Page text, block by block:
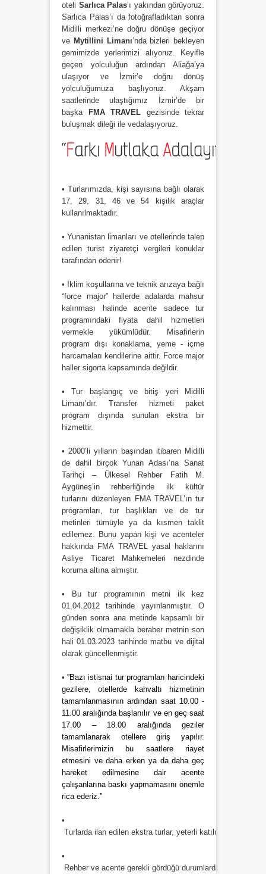
oteli Sarlıca Palas’ı yakından görüyoruz.
Sarlıca Palas’ı da fotoğrafladıktan sonra
Midilli merkezi’ne doğru dönüşe geçiyor
ve Mytillini Limanı’nda bizleri bekleyen
gemimizde yerlerimizi alıyoruz. Keyifle
geçen yolculuğun ardından Aliağa’ya
ulaşıyor ve İzmir’e doğru dönüş
yolculuğumuza başlıyoruz. Akşam
saatlerinde ulaştığımız İzmir’de bir
başka
FMA TRAVEL gezisinde tekrar
buluşmak dileği ile vedalaşıyoruz.
• Turlarımızda, kişi sayısına bağlı olarak
17, 29, 31, 46 ve 54 kişilik araçlar
kullanılmaktadır.
• Yunanistan limanları ve otellerinde talep
edilen turist ziyaretçi vergileri konuklar
tarafından ödenir!
• İklim koşullarına ve teknik arızaya bağlı
“force major” hallerde adalarda mahsur
kalınması halinde acente sadece tur
programındaki fiyata dahil hizmetleri
vermekle yükümlüdür. Misafirlerin
program dışı konaklama, yeme - içme
harcamaları kendilerine aittir. Force major
haller sigorta kapsamında değildir.
• Tur başlangıç ve bitiş yeri Midilli
Limanı’dır. Transfer hizmeti paket
program dışında sunulan ekstra bir
hizmettir.
• 2000’li yılların başından itibaren Midilli
de dahil birçok Yunan Adası’na Sanat
Tarihçi – Ülkesel Rehber Fatih M.
Aygüneş’in rehberliğinde ilk kültür
turlarını düzenleyen FMA TRAVEL’ın tur
programları, tur başlıkları ve de tur
metinleri tümüyle ya da kısmen taklit
edilemez. Bunu yapan kişi ve acenteler
hakkında FMA TRAVEL yasal haklarını
Asliye Ticaret Mahkemeleri nezdinde
koruma altına almıştır.
• Bu tur programının metni ilk kez
01.04.2012 tarihinde yayınlanmıştır. O
günden sonra ana metinde kapsamlı bir
değişiklik olmamakla beraber metnin son
hali 01.03.2023 tarihinde matbu ve dijital
olarak güncellenmiştir.
• ''Bazı istisnai tur programları haricindeki
gezilere, otellerde kahvaltı hizmetinin
tamamlanmasının ardından saat 10.00 -
11.00 aralığında başlanılır ve en geç saat
17.00 – 18.00 aralığında geziler
tamamlanarak otellere giriş yapılır.
Misafirlerimizin bu saatlere riayet
etmesini ve daha erken ya da daha geç
hareket edilmesine dair acente
çalışanlarına baskı yapmamasını önemle
rica ederiz.''
•
Turlarda ilan edilen ekstra turlar, yeterli katılım olmadığı
•
Rehber ve acente gerekli gördüğü durumlarda programda